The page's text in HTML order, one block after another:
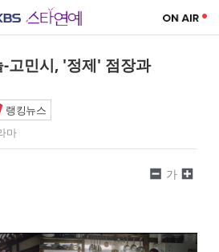
고민시, '정제' 점장과
랭킹뉴스
마
가